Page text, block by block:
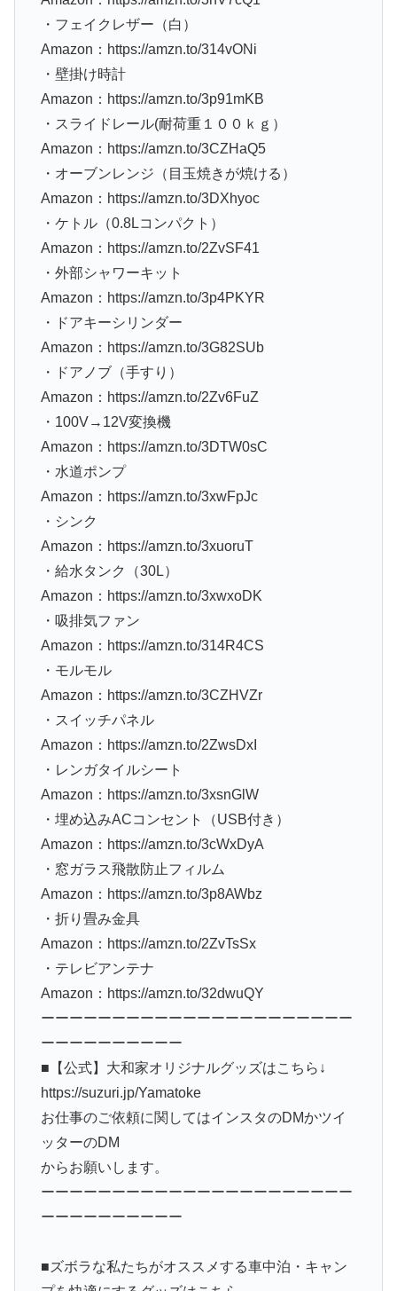
・フェイクレザー（白）
Amazon：https://amzn.to/314vONi
・壁掛け時計
Amazon：https://amzn.to/3p91mKB
・スライドレール(耐荷重１００ｋｇ）
Amazon：https://amzn.to/3CZHaQ5
・オーブンレンジ（目玉焼きが焼ける）
Amazon：https://amzn.to/3DXhyoc
・ケトル（0.8Lコンパクト）
Amazon：https://amzn.to/2ZvSF41
・外部シャワーキット
Amazon：https://amzn.to/3p4PKYR
・ドアキーシリンダー
Amazon：https://amzn.to/3G82SUb
・ドアノブ（手すり）
Amazon：https://amzn.to/2Zv6FuZ
・100V→12V変換機
Amazon：https://amzn.to/3DTW0sC
・水道ポンプ
Amazon：https://amzn.to/3xwFpJc
・シンク
Amazon：https://amzn.to/3xuoruT
・給水タンク（30L）
Amazon：https://amzn.to/3xwxoDK
・吸排気ファン
Amazon：https://amzn.to/314R4CS
・モルモル
Amazon：https://amzn.to/3CZHVZr
・スイッチパネル
Amazon：https://amzn.to/2ZwsDxI
・レンガタイルシート
Amazon：https://amzn.to/3xsnGlW
・埋め込みACコンセント（USB付き）
Amazon：https://amzn.to/3cWxDyA
・窓ガラス飛散防止フィルム
Amazon：https://amzn.to/3p8AWbz
・折り畳み金具
Amazon：https://amzn.to/2ZvTsSx
・テレビアンテナ
Amazon：https://amzn.to/32dwuQY
ーーーーーーーーーーーーーーーーーーーーーー
ーーーーーーーーーー
■【公式】大和家オリジナルグッズはこちら↓
https://suzuri.jp/Yamatoke
お仕事のご依頼に関してはインスタのDMかツイ
ッターのDM
からお願いします。
ーーーーーーーーーーーーーーーーーーーーーー
ーーーーーーーーーー
■ズボラな私たちがオススメする車中泊・キャン